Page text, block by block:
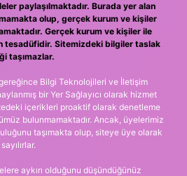
paylaşılmaktadır. Burada yer alan
olup, gerçek kurum ve kişiler
Gerçek kurum ve kişiler ile
tesadüfidir. Sitemizdeki bilgiler taslak
taşımazlar.
Bilgi Teknolojileri ve İletişim
bir Yer Sağlayıcı olarak hizmet
içerikleri proaktif olarak denetleme
bulunmamaktadır. Ancak, üyelerimiz
taşımakta olup, siteye üye olarak
aykırı olduğunu düşündüğünüz